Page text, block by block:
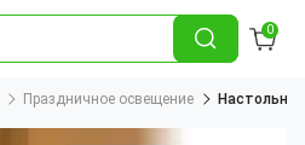
0
Праздничное освещение